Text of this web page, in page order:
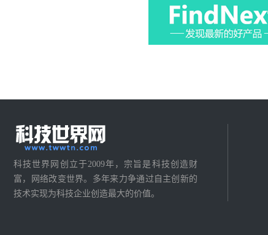
科技世界网创立于2009年，宗旨是科技创造财
富，网络改变世界。多年来力争通过自主创新的
技术实现为科技企业创造最大的价值。